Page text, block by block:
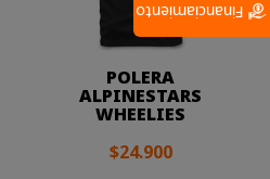
POLERA
ALPINESTARS
WHEELIES
$24.900
Financiamiento